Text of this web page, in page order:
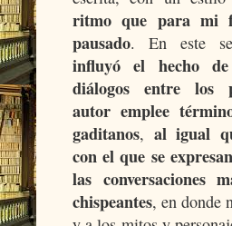
ritmo que para mi
pausado. En este
influyó el hecho
diálogos entre los
autor emplee
gaditanos, al igual
con el que se
las conversaciones
chispeantes, en donde